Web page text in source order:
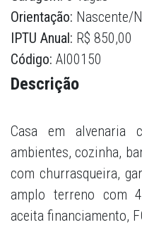
Orientação: Nascente/
IPTU Anual: R$ 850,00
Código: AI00150
Descrição
Casa em alvenaria
ambientes, cozinha,
com churrasqueira,
amplo terreno com
aceita financiamento,